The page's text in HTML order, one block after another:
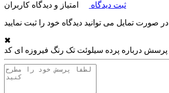
ثبت دیدگاه امتیاز و دیدگاه کاربران
در صورت تمایل می توانید دیدگاه خود را ثبت نمایید
✖
پرسش درباره